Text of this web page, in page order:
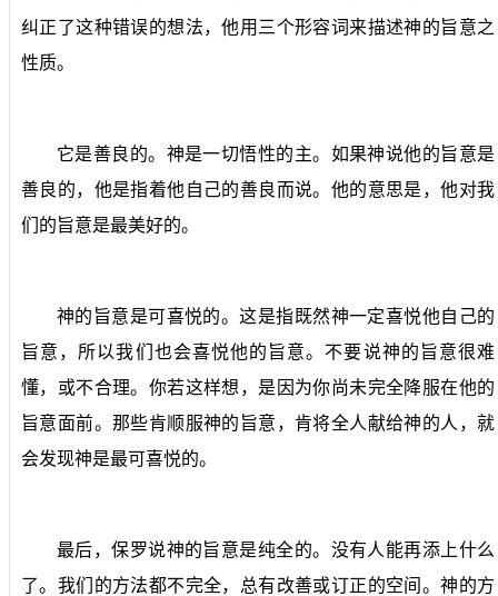
纠正了这种错误的想法，他用三个形容词来描述神的旨意之
性质。
它是善良的。神是一切悟性的主。如果神说他的旨意是
善良的，他是指着他自己的善良而说。他的意思是，他对我
们的旨意是最美好的。
神的旨意是可喜悦的。这是指既然神一定喜悦他自己的
旨意，所以我们也会喜悦他的旨意。不要说神的旨意很难
懂，或不合理。你若这样想，是因为你尚未完全降服在他的
旨意面前。那些肯顺服神的旨意，肯将全人献给神的人，就
会发现神是最可喜悦的。
最后，保罗说神的旨意是纯全的。没有人能再添上什么
了。我们的方法都不完全，总有改善或订正的空间。神的方